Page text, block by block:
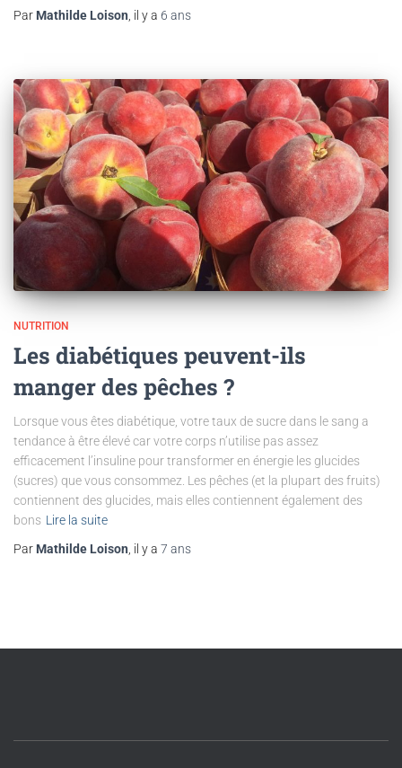
Par Mathilde Loison , il y a 6 ans
NUTRITION
Les diabétiques peuvent-ils
manger des pêches ?
Lorsque vous êtes diabétique, votre taux de sucre dans le sang a
tendance à être élevé car votre corps n’utilise pas assez
efficacement l’insuline pour transformer en énergie les glucides
(sucres) que vous consommez. Les pêches (et la plupart des fruits)
contiennent des glucides, mais elles contiennent également des
bons Lire la suite
Par Mathilde Loison , il y a 7 ans